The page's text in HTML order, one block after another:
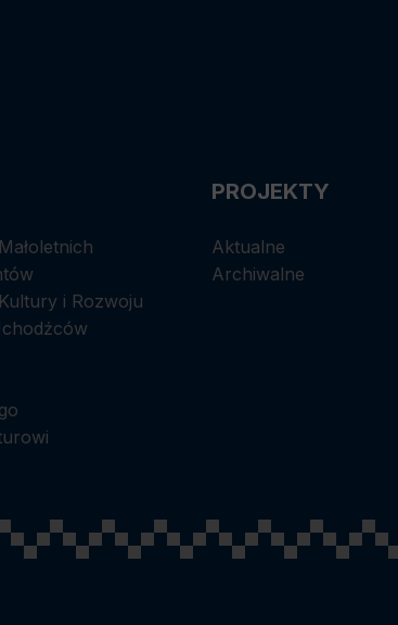
i Rozwoju
PROJEKTY
Aktualne
Archiwalne